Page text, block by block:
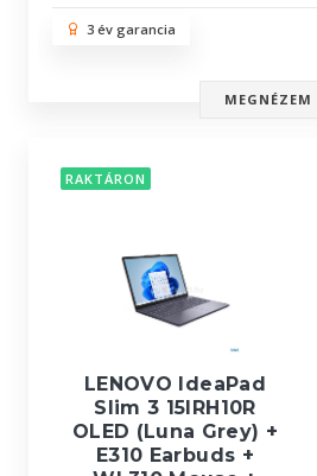
3 év garancia
MEGNÉZEM
RAKTÁRON
LENOVO IdeaPad
Slim 3 15IRH10R
OLED (Luna Grey) +
E310 Earbuds +